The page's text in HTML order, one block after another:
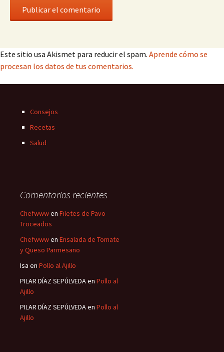
Este sitio usa Akismet para reducir el spam. Aprende cómo se
procesan los datos de tus comentarios.
Consejos
Recetas
Salud
Comentarios recientes
Chefwwwen Filetes de Pavo
Troceados
Chefwwwen Ensalada de Tomate
y Queso Parmesano
Isa en Pollo al Ajillo
PILAR DÍAZ SEPÚLVEDAen Pollo al
Ajillo
PILAR DÍAZ SEPÚLVEDAen Pollo al
Ajillo